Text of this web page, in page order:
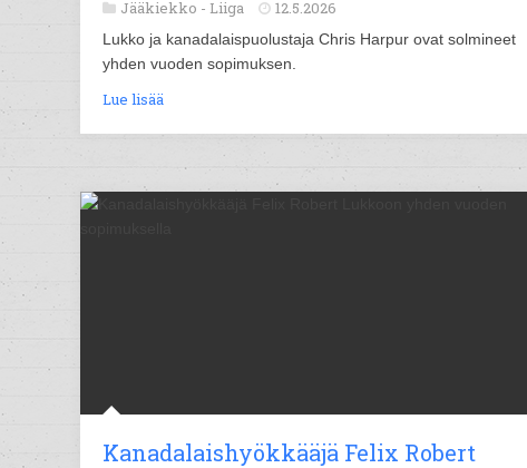
Jääkiekko - Liiga 12.5.2026
Lukko ja kanadalaispuolustaja Chris Harpur ovat solmineet
yhden vuoden sopimuksen.
Lue lisää
Kanadalaishyökkääjä Felix Robert